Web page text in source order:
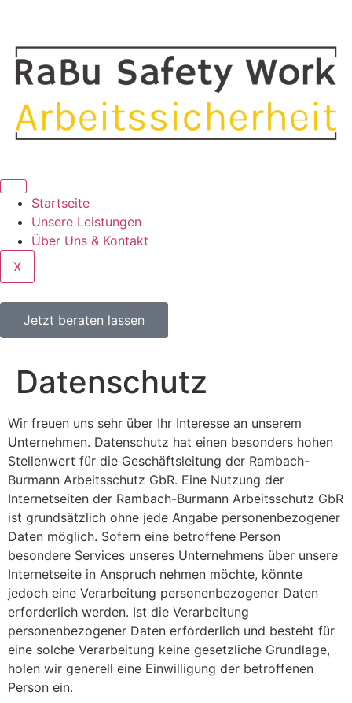
Startseite
Unsere Leistungen
Über Uns & Kontakt
X
Jetzt beraten lassen
Datenschutz
Wir freuen uns sehr über Ihr Interesse an unserem
Unternehmen. Datenschutz hat einen besonders hohen
Stellenwert für die Geschäftsleitung der Rambach-
Burmann Arbeitsschutz GbR. Eine Nutzung der
Internetseiten der Rambach-Burmann Arbeitsschutz GbR
ist grundsätzlich ohne jede Angabe personenbezogener
Daten möglich. Sofern eine betroffene Person
besondere Services unseres Unternehmens über unsere
Internetseite in Anspruch nehmen möchte, könnte
jedoch eine Verarbeitung personenbezogener Daten
erforderlich werden. Ist die Verarbeitung
personenbezogener Daten erforderlich und besteht für
eine solche Verarbeitung keine gesetzliche Grundlage,
holen wir generell eine Einwilligung der betroffenen
Person ein.